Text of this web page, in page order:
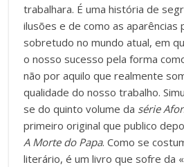
trabalhara. É uma história de
ilusões e de como as aparências
sobretudo no mundo atual, em
o nosso sucesso pela forma
não por aquilo que realmente
qualidade do nosso trabalho.
se do quinto volume da série
primeiro original que publico
A Morte do Papa. Como se
literário, é um livro que sofre da